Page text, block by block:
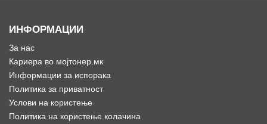
ИНФОРМАЦИИ
За нас
Кариера во мојтонер.мк
Информации за испорака
Политика за приватност
Услови на користење
Политика на користење колачина